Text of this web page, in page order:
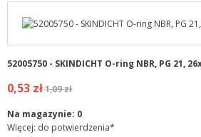
52005750 - SKINDICHT O-ring NBR, PG 21,
0,53 zł1,09 zł
Na magazynie: 0
Więcej: do potwierdzenia*